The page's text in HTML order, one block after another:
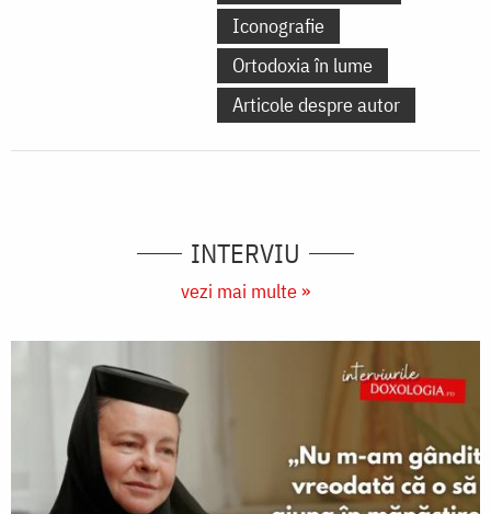
Iconografie
Ortodoxia în lume
Articole despre autor
INTERVIU
vezi mai multe »